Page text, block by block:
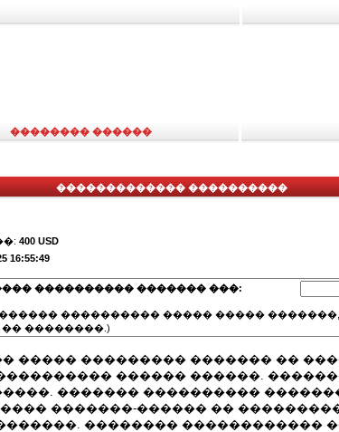
�������� ������
������������� ����������
400 USD
16:55:49
���������� ������� ���:
���������� ����� �����
��������.)
����� ��������� ������� ��
������ ������.
������� ����������
�������-������ ��
�������� ������������